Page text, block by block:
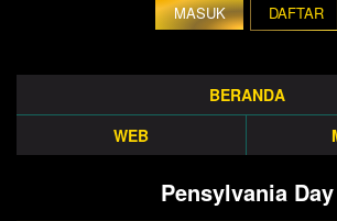
DAFTAR
BERANDA
WEB
Pensylvania Day